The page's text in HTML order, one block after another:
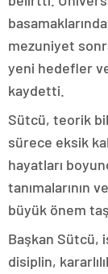
mezuniyet
yeni hedefler
kaydetti.
Sütcü, teorik
sürece eksik
hayatları
tanımalarının
büyük önem
Başkan Sütcü,
disiplin,